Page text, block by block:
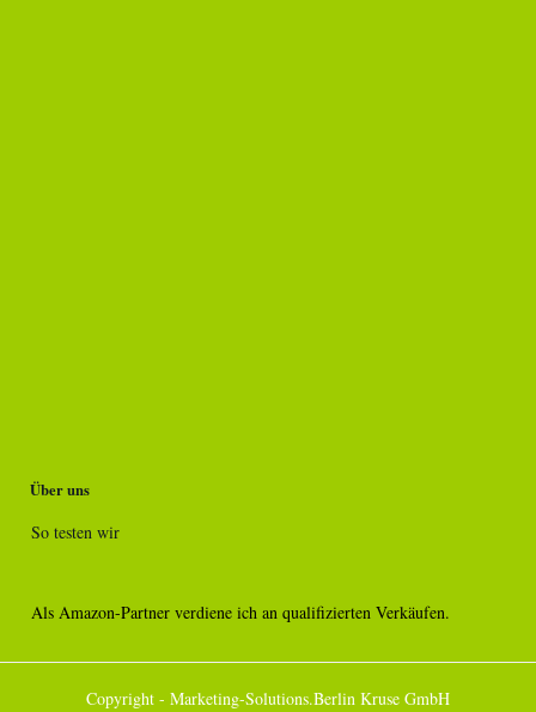
Über uns
So testen wir
Als Amazon-Partner verdiene ich an qualifizierten Verkäufen.
Copyright - Marketing-Solutions.Berlin Kruse GmbH